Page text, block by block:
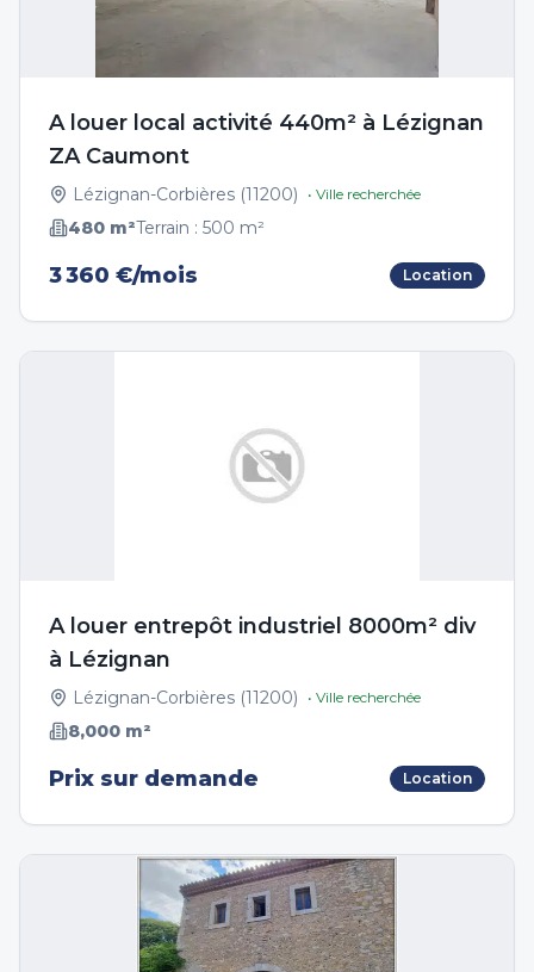
A louer local activité 440m² à Lézignan
ZA Caumont
Lézignan-Corbières (11200) • Ville recherchée
480 m²Terrain : 500 m²
3 360 €/mois Location
A louer entrepôt industriel 8000m² div
à Lézignan
Lézignan-Corbières (11200) • Ville recherchée
8,000 m²
Prix sur demande Location